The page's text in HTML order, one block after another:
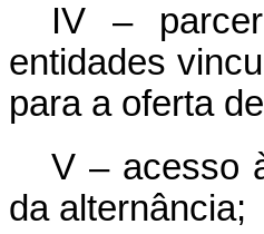
IV –
entidades
para a oferta
V – acesso
da alternância;